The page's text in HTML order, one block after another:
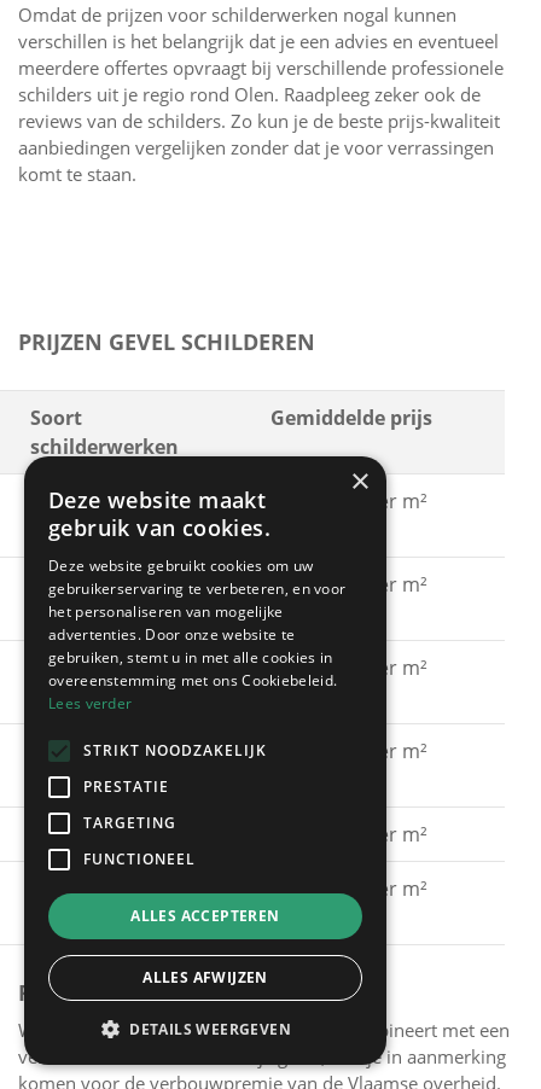
Omdat de prijzen voor schilderwerken nogal kunnen
verschillen is het belangrijk dat je een advies en eventueel
meerdere offertes opvraagt bij verschillende professionele
schilders uit je regio rond Olen. Raadpleeg zeker ook de
reviews van de schilders. Zo kun je de beste prijs-kwaliteit
aanbiedingen vergelijken zonder dat je voor verrassingen
komt te staan.
PRIJZEN GEVEL SCHILDEREN
Soort
schilderwerken
Gemiddelde prijs
Gevel schilderen met
acrylaatverf
€ 15 - € 30 per m²
Gevel schilderen met
silicaatverf
€ 15 - € 30 per m²
Gevel schilderen met
hybride verf
€ 20 - € 40 per m²
Gevel schilderen met
spuitkurk
€ 40 - € 60 per m²
Gevel kaleien € 25 - € 40 per m²
Gevel verven met een
primer
€ 15 - € 30 per m²
PREMIES
Wanneer je het schilderen van je gevel combineert met een
verbeterde muurisolatie van je gevel, kun je in aanmerking
komen voor de verbouwpremie van de Vlaamse overheid.
×
Deze website maakt
gebruik van cookies.
Deze website gebruikt cookies om uw
gebruikerservaring te verbeteren, en voor
het personaliseren van mogelijke
advertenties. Door onze website te
gebruiken, stemt u in met alle cookies in
overeenstemming met ons Cookiebeleid.
Lees verder
STRIKT NOODZAKELIJK
PRESTATIE
TARGETING
FUNCTIONEEL
ALLES ACCEPTEREN
ALLES AFWIJZEN
DETAILS WEERGEVEN